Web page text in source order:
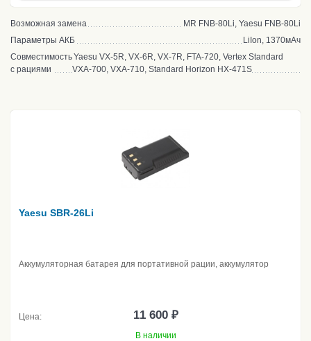
Возможная замена
MR FNB-80Li, Yaesu FNB-80Li
Параметры АКБ
LiIon, 1370мАч
Совместимость
с рациями
Yaesu VX-5R, VX-6R, VX-7R, FTA-720, Vertex Standard
VXA-700, VXA-710, Standard Horizon HX-471S
Yaesu SBR-26Li
Аккумуляторная батарея для портативной рации, аккумулятор
Цена: 11 600 ₽
В наличии